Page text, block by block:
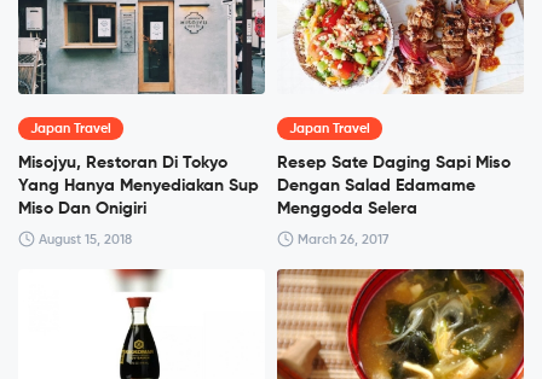
Japan Travel
Misojyu, Restoran Di Tokyo
Yang Hanya Menyediakan Sup
Miso Dan Onigiri
August 15, 2018
Japan Travel
Resep Sate Daging Sapi Miso
Dengan Salad Edamame
Menggoda Selera
March 26, 2017